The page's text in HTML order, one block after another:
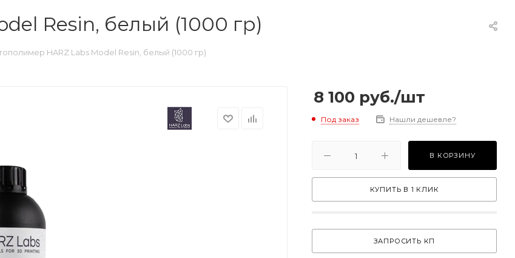
Resin, белый (1000 гр)
HARZ Labs Model Resin, белый (1000 гр)
8 100 руб./шт
Под заказ Нашли дешевле?
В КОРЗИНУ
КУПИТЬ В 1 КЛИК
ЗАПРОСИТЬ КП